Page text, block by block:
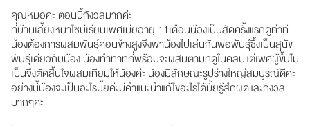
คุณหมอค่ะ ตอนนี้กังวลมากค่ะ
ที่บ้านเลี้ยงหมาไซบีเรียนเพศเมียอายุ 11เดือนน้องเป็นสัดครั้งแรกดูท่าที
น้องต้องการผสมพันธุ์ค่อนข้างสูงจึงพาน้องไปเล่นกันพ่อพันธุ์ซึ้งเป็นสุนัข
พันธุ์เดียวกับน้อง น้องทำท่าทีที่พร้อมจะผสมตามที่ดูในคลิปแต่เพศผู้ขึ้นไม่
เป็นจึงตัดสิ้นใจผสมเทียมให้น้องค่ะ น้องมีลักษณะรูปร่างใหญ่สมบูรณ์ดีค่ะ
อย่างนี้น้องจะเป็นอะไรมั้ยค่ะมีคำแนะนำแก้ไขอะไรได้มั้ยรู้สึกผิดและกังวล
มากๆค่ะ